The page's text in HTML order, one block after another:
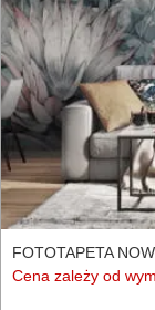
FOTOTAPETA
Cena zależy od